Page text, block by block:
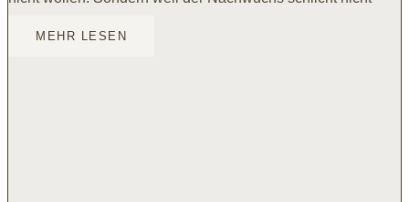
MEHR LESEN